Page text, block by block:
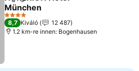
Megosztás
Hozzáadás a kedvencekhez
München
Árak megjelenítése
4 Kategória
8,7 Kiváló
12 487
1.2 km-re innen: Bogenhausen